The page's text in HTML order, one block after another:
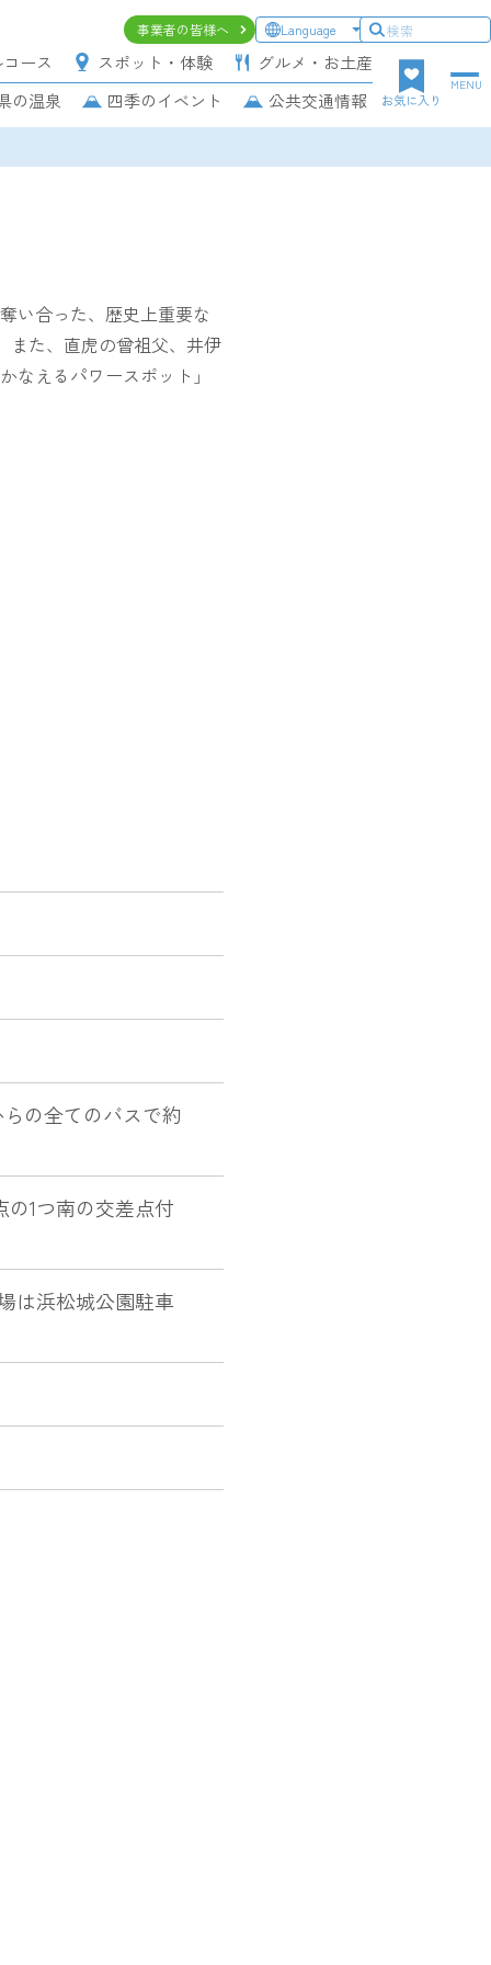
ヘ
ッ
ダ
ー
上
ョ
ン
事業者の皆様へ Language
ース スポット・体験
グルメ・お土産
の温泉
四季のイベント 公共交通情報 お気に入り
MENU
い合った、歴史上重要な
また、直虎の曾祖父、井伊
えるパワースポット」
の全てのバスで約
1つ南の交差点付
は浜松城公園駐車